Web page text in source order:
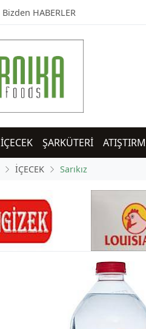
Bizden HABERLER
İÇECEK ŞARKÜTERİ
İÇECEK Sarıkız